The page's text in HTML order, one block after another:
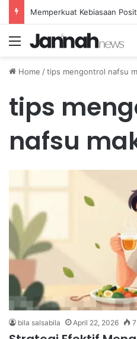
Menu
Home /tips mengontrol nafsu
tips
nafsu
bila salsabila April 22, 2026 7